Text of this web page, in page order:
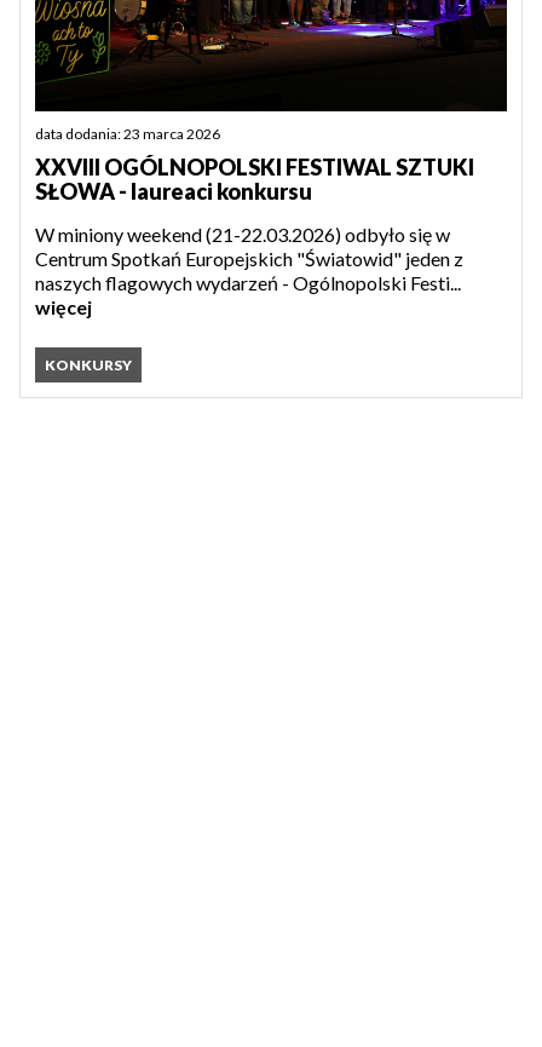
data dodania: 23 marca 2026
XXVIII OGÓLNOPOLSKI FESTIWAL SZTUKI
SŁOWA - laureaci konkursu
W miniony weekend (21-22.03.2026) odbyło się w
Centrum Spotkań Europejskich "Światowid" jeden z
naszych flagowych wydarzeń - Ogólnopolski Festi...
więcej
KONKURSY